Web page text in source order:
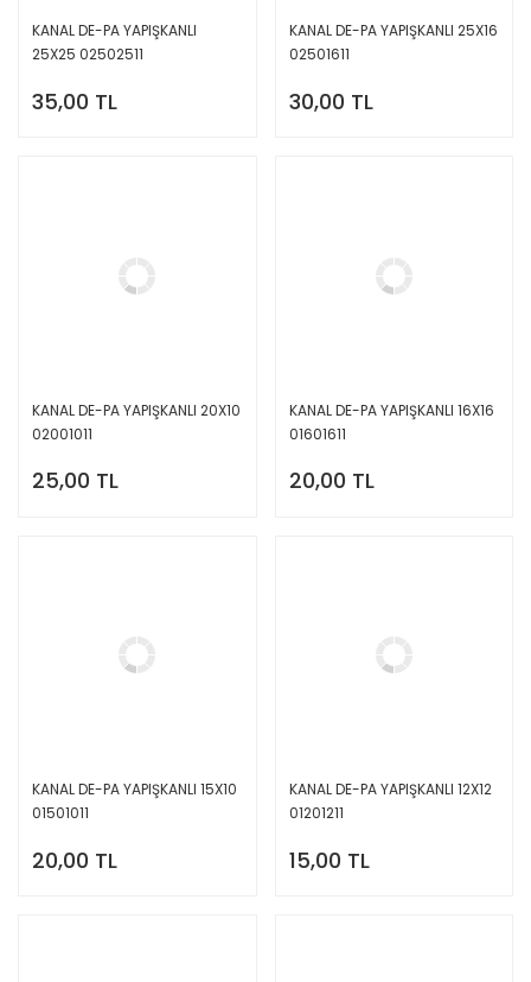
KANAL DE-PA YAPIŞKANLI
25X25 02502511
35,00 TL
KANAL DE-PA YAPIŞKANLI 25X16
02501611
30,00 TL
KANAL DE-PA YAPIŞKANLI 20X10
02001011
25,00 TL
KANAL DE-PA YAPIŞKANLI 16X16
01601611
20,00 TL
KANAL DE-PA YAPIŞKANLI 15X10
01501011
20,00 TL
KANAL DE-PA YAPIŞKANLI 12X12
01201211
15,00 TL